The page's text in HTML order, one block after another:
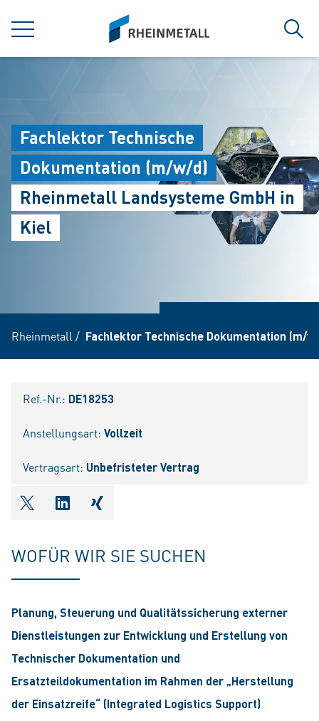
MENÜ
siteLogo
Fachlektor Technische
Dokumentation (m/w/d)
Rheinmetall Landsysteme GmbH in
Kiel
Rheinmetall / Fachlektor Technische Dokumentation (m/
Ref.-Nr.: DE18253
Anstellungsart: Vollzeit
Vertragsart: Unbefristeter Vertrag
shareOntwitter
shareOnlinkedIn
shareOnxing
WOFÜR WIR SIE SUCHEN
Planung, Steuerung und Qualitätssicherung externer
Dienstleistungen zur Entwicklung und Erstellung von
Technischer Dokumentation und
Ersatzteildokumentation im Rahmen der „Herstellung
der Einsatzreife“ (Integrated Logistics Support)